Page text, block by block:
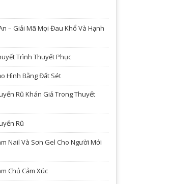
– Giải Mã Mọi Đau Khổ Và Hạnh
Trình Thuyết Phục
Hình Bằng Đất Sét
Rũ Khán Giả Trong Thuyết
Rũ
Nail Và Sơn Gel Cho Người Mới
Chủ Cảm Xúc